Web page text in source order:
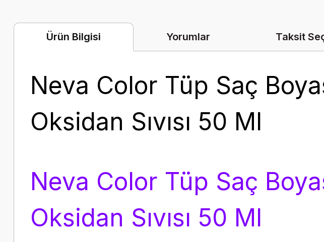
Ürün Bilgisi Yorumlar Taksit
Neva Color Tüp Saç
Oksidan Sıvısı 50 Ml
Neva Color Tüp Saç
Oksidan Sıvısı 50 Ml